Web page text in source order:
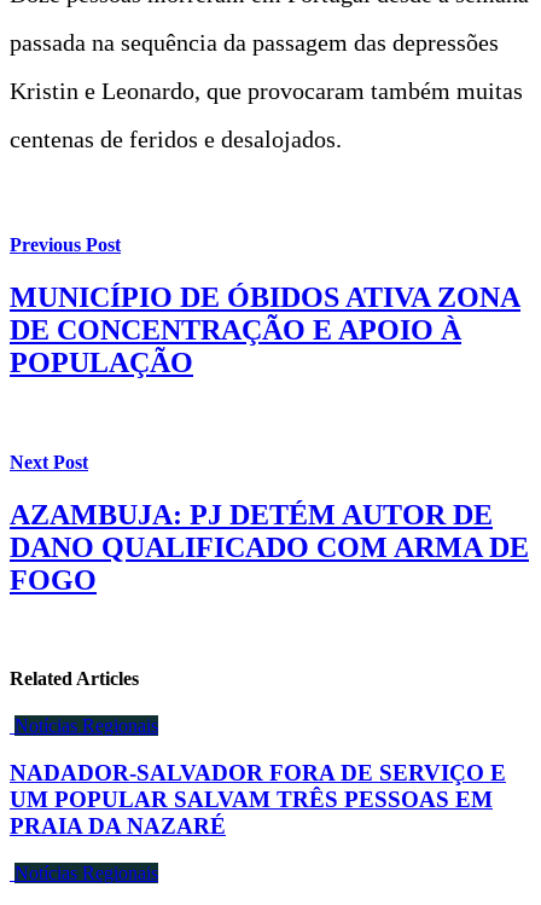
passada na sequência da passagem das depressões
Kristin e Leonardo, que provocaram também muitas
centenas de feridos e desalojados.
Previous Post
MUNICÍPIO DE ÓBIDOS ATIVA ZONA
DE CONCENTRAÇÃO E APOIO À
POPULAÇÃO
Next Post
AZAMBUJA: PJ DETÉM AUTOR DE
DANO QUALIFICADO COM ARMA DE
FOGO
Related Articles
Notícias Regionais
NADADOR-SALVADOR FORA DE SERVIÇO E
UM POPULAR SALVAM TRÊS PESSOAS EM
PRAIA DA NAZARÉ
Notícias Regionais